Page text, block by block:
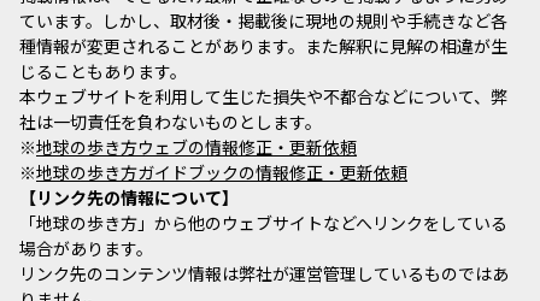
ています。しかし、取材後・掲載後に現地の規則や手続きなど各
種情報が変更されることがあります。また解釈に見解の相違が生
じることもあります。
本ウェブサイトを利用して生じた損失や不都合などについて、弊
社は一切責任を負わないものとします。
※地球の歩き方ウェブの情報修正・更新依頼
※地球の歩き方ガイドブックの情報修正・更新依頼
リンク先の情報について
「地球の歩き方」から他のウェブサイトなどへリンクをしている
場合があります。
リンク先のコンテンツ情報は弊社が運営管理しているものではあ